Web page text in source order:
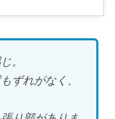
。
ずれがなく、